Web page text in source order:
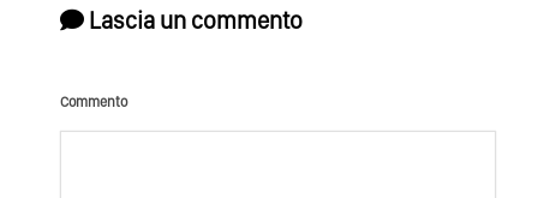
Lascia un commento
Commento